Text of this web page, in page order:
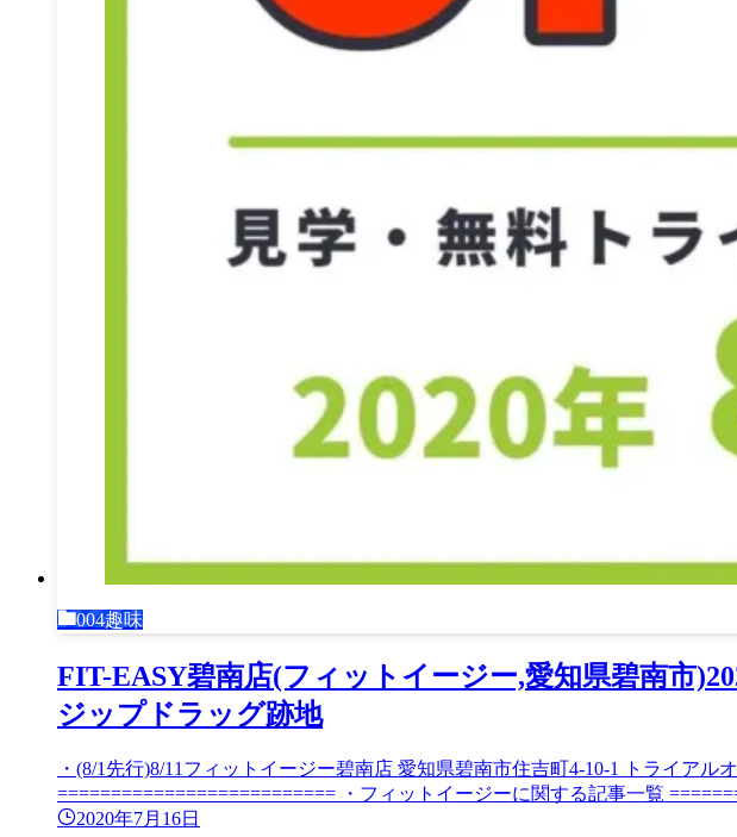
004趣味
FIT-EASY碧南店(フィットイージー,愛知県碧南市
ジップドラッグ跡地
・(8/1先行)8/11フィットイージー碧南店 愛知県碧南市住吉町4-10-1 トライアル
========================== ・フィットイージーに関する記事一覧
2020年7月16日